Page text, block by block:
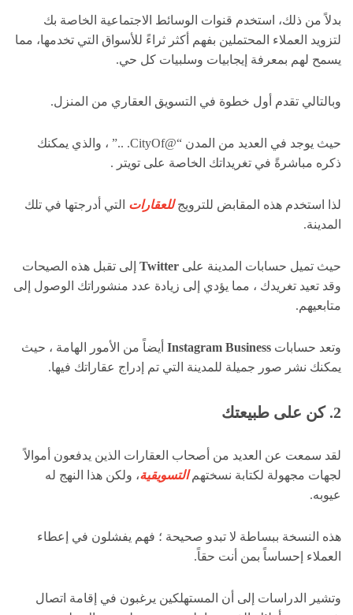
بدلاً من ذلك، استخدم قنوات الوسائط الاجتماعية الخاصة بك
لتزويد العملاء المحتملين بفهم أكثر ثراءً للأسواق التي تخدمها، مما
يسمح لهم بمعرفة إيجابيات وسلبيات كل حي.
وبالتالي تقدم أول خطوة في التسويق العقاري من المنزل.
حيث يوجد في العديد من المدن “@CityOf. ..” ، والذي يمكنك
ذكره مباشرةً في تغريداتك الخاصة على تويتر .
لذا استخدم هذه المقابض للترويجللعقارات التي أدرجتها في تلك
المدينة.
حيث تميل حسابات المدينة على
إلى تقبل هذه الصيحات
وقد تعيد تغريدك ، مما يؤدي إلى زيادة عدد منشوراتك الوصول إلى
متابعيهم.
وتعد حسابات
أيضاً من الأمور الهامة ، حيث
يمكنك نشر صور جميلة للمدينة التي تم إدراج عقاراتك فيها.
2. كن على طبيعتك
لقد سمعت عن العديد من أصحاب العقارات الذين يدفعون أموالاً
لجهات مجهولة لكتابة نسختهمالتسويقية، ولكن هذا النهج له
عيوبه.
هذه النسخة ببساطة لا تبدو صحيحة ؛ فهم يفشلون في إعطاء
العملاء إحساساً بمن أنت حقاً.
وتشير الدراسات إلى أن المستهلكين يرغبون في إقامة اتصال